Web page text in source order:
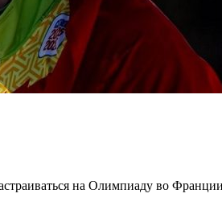
на Олимпиаду во